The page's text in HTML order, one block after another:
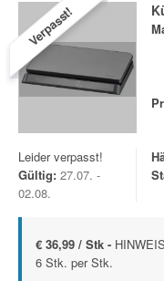
Verpasst!
Leider verpasst!
Gültig: 27.07. -
02.08.
€ 36,99 / Stk -
6 Stk. per Stk.